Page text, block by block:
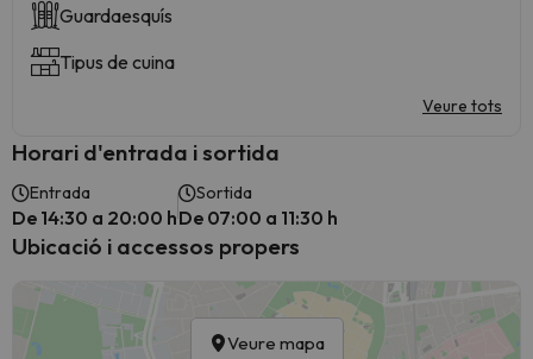
Guardaesquís
Tipus de cuina
Veure tots
Horari d'entrada i sortida
Entrada
De 14:30 a 20:00 h
Sortida
De 07:00 a 11:30 h
Ubicació i accessos propers
Veure mapa